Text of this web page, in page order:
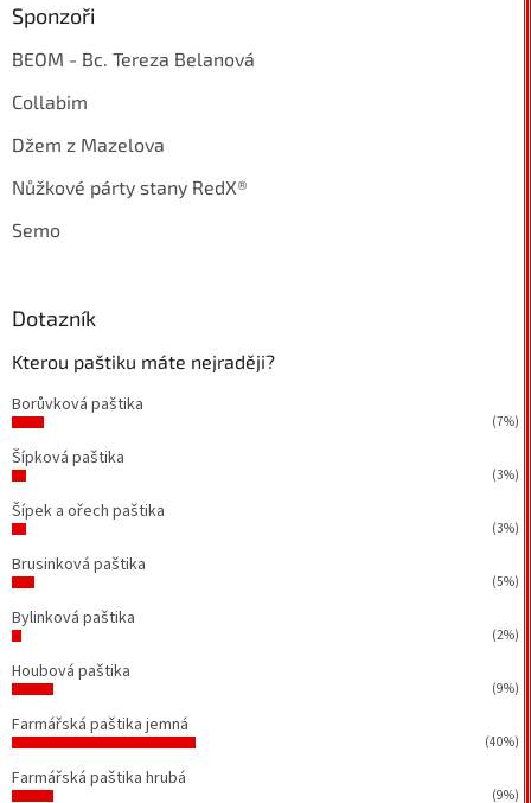
Sponzoři
BEOM - Bc. Tereza Belanová
Collabim
Džem z Mazelova
Nůžkové párty stany RedX®
Semo
Dotazník
Kterou paštiku máte nejraději?
Borůvková paštika
(7%)
Šípková paštika
(3%)
Šípek a ořech paštika
(3%)
Brusinková paštika
(5%)
Bylinková paštika
(2%)
Houbová paštika
(9%)
Farmářská paštika jemná
(40%)
Farmářská paštika hrubá
(9%)